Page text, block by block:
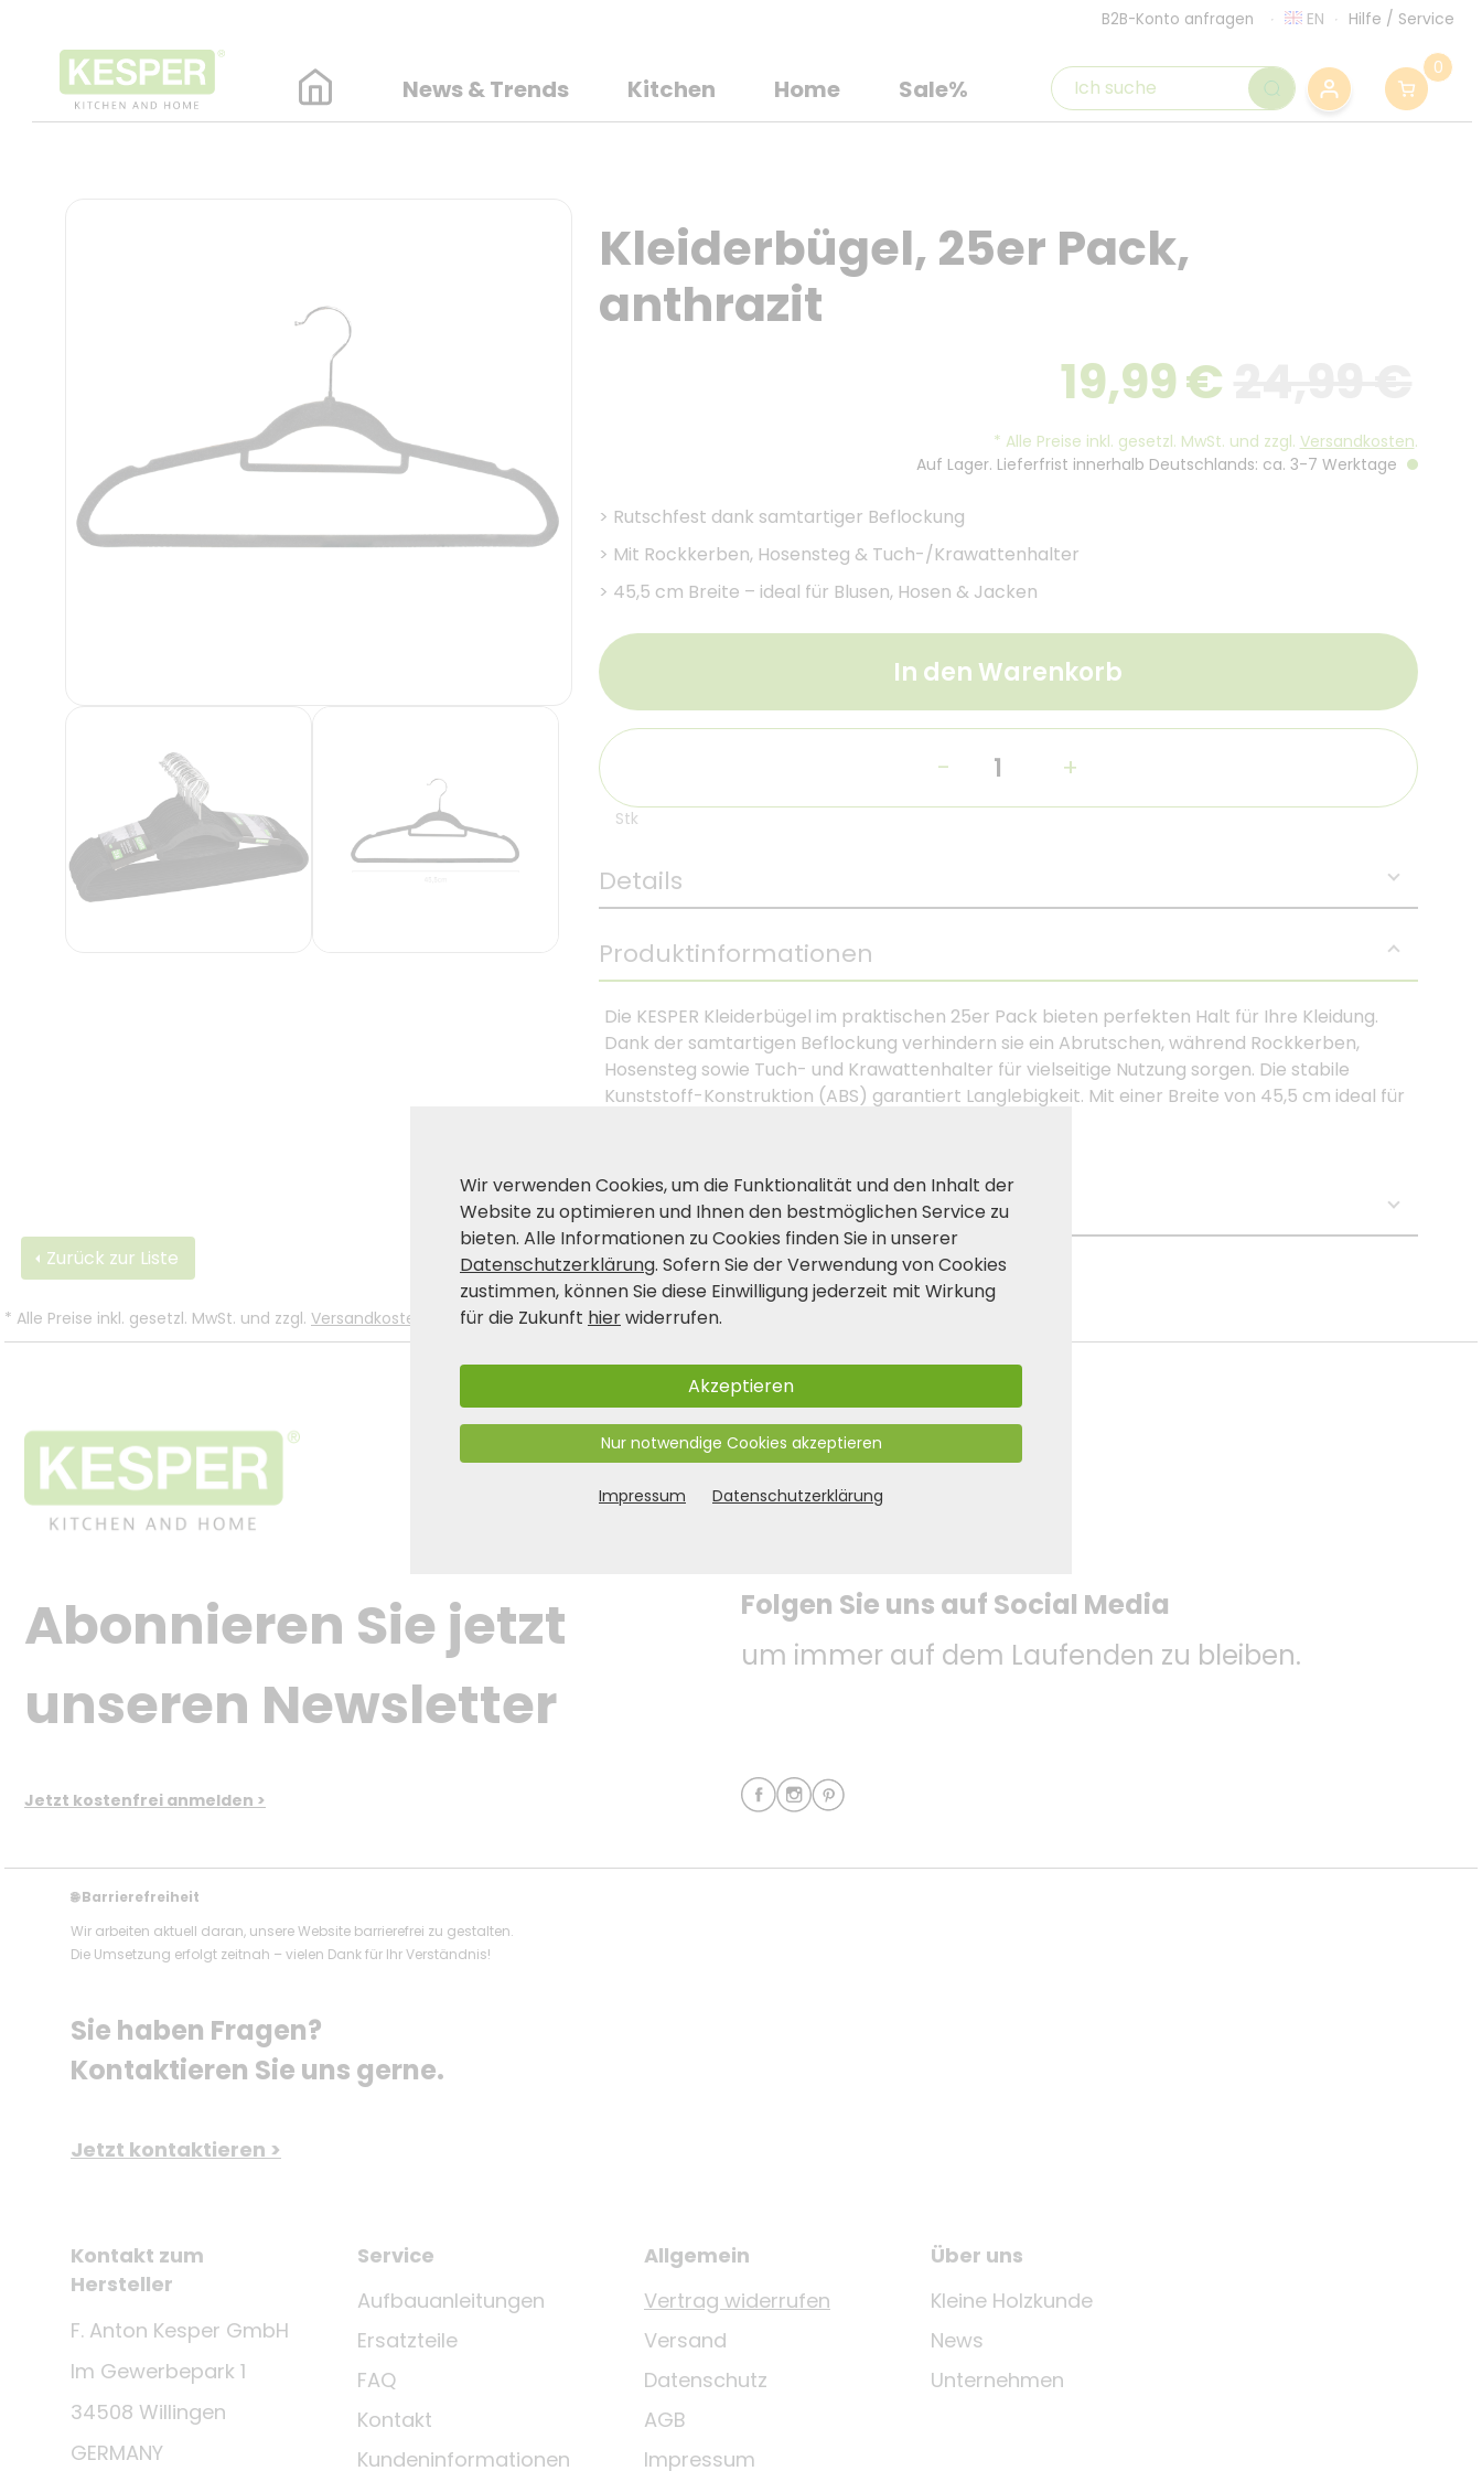
B2B-Konto anfragen EN Hilfe / Service
News & Trends Kitchen Home Sale%
0
Kleiderbügel, 25er Pack,
anthrazit
19,99€
* Alle Preise inkl. gesetzl. MwSt. und zzgl. Versandkosten.
Auf Lager. Lieferfrist innerhalb Deutschlands: ca. 3-7 Werktage
> Rutschfest dank samtartiger Beflockung
> Mit Rockkerben, Hosensteg & Tuch-/Krawattenhalter
> 45,5 cm Breite – ideal für Blusen, Hosen & Jacken
In den Warenkorb
- +
Stk
Details
Produktinformationen
Die KESPER Kleiderbügel im praktischen 25er Pack bieten perfekten Halt für Ihre Kleidung.
Dank der samtartigen Beflockung verhindern sie ein Abrutschen, während Rockkerben,
Hosensteg sowie Tuch- und Krawattenhalter für vielseitige Nutzung sorgen. Die stabile
Kunststoff-Konstruktion (ABS) garantiert Langlebigkeit. Mit einer Breite von 45,5 cm ideal für
Produkt- und Sicherheitshinweise:
Zurück zur Liste
* Alle Preise inkl. gesetzl. MwSt. und zzgl. Versandkosten
Abonnieren Sie jetzt
unseren Newsletter
Jetzt kostenfrei anmelden >
Folgen Sie uns auf Social Media
um immer auf dem Laufenden zu bleiben.
🌐Barrierefreiheit
Wir arbeiten aktuell daran, unsere Website barrierefrei zu gestalten.
Die Umsetzung erfolgt zeitnah – vielen Dank für Ihr Verständnis!
Sie haben Fragen?
Kontaktieren Sie uns gerne.
Jetzt kontaktieren >
Kontakt zum
Hersteller
F. Anton Kesper GmbH
Im Gewerbepark 1
34508 Willingen
GERMANY
Service
Aufbauanleitungen
Ersatzteile
FAQ
Kontakt
Kundeninformationen
Allgemein
Vertrag widerrufen
Versand
Datenschutz
AGB
Impressum
Über uns
Kleine Holzkunde
News
Unternehmen
Wir verwenden Cookies, um die Funktionalität und den Inhalt der
Website zu optimieren und Ihnen den bestmöglichen Service zu
bieten. Alle Informationen zu Cookies finden Sie in unserer
Datenschutzerklärung. Sofern Sie der Verwendung von Cookies
zustimmen, können Sie diese Einwilligung jederzeit mit Wirkung
für die Zukunft hierwiderrufen.
Akzeptieren
Nur notwendige Cookies akzeptieren
Impressum Datenschutzerklärung